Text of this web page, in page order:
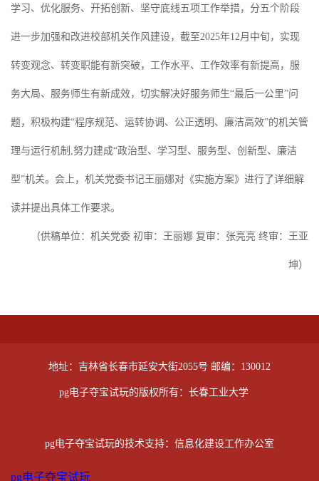
学习、优化服务、开拓创新、坚守底线五项工作举措，分五个阶段
进一步加强和改进校部机关作风建设，截至2025年12月中旬，实现
转变观念、转变职能有新突破，工作水平、工作效率有新提高，服
务大局、服务师生有新成效，切实解决好服务师生“最后一公里”问
题，积极构建“程序规范、运转协调、公正透明、廉洁高效”的机关管
理与运行机制,努力建成“政治型、学习型、服务型、创新型、廉洁
型”机关。会上，机关党委书记王丽娜对《实施方案》进行了详细解
读并提出具体工作要求。
（供稿单位：机关党委 初审：王丽娜 复审：张亮亮 终审：王亚
坤）
地址：吉林省长春市延安大街2055号 邮编：130012
pg电子夺宝试玩的版权所有：长春工业大学
pg电子夺宝试玩的技术支持：信息化建设工作办公室
pg电子夺宝试玩